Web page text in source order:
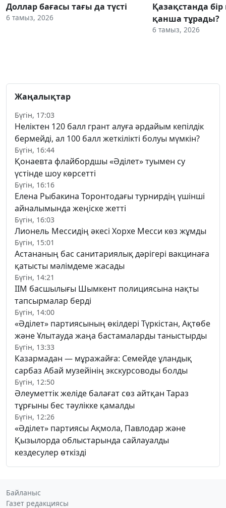
Доллар бағасы тағы да түсті
6 тамыз, 2026
Қазақстанда
қанша тұрады?
6 тамыз, 2026
Жаңалықтар
Бүгін, 17:03
Неліктен 120 балл грант алуға әрдайым кепілдік
бермейді, ал 100 балл жеткілікті болуы мүмкін?
Бүгін, 16:44
Қонаевта флайбордшы «Әділет» туымен су
үстінде шоу көрсетті
Бүгін, 16:16
Елена Рыбакина Торонтодағы турнирдің үшінші
айналымында жеңіске жетті
Бүгін, 16:03
Лионель Мессидің әкесі Хорхе Месси көз жұмды
Бүгін, 15:01
Астананың бас санитариялық дәрігері вакцинаға
қатысты мәлімдеме жасады
Бүгін, 14:21
ІІМ басшылығы Шымкент полициясына нақты
тапсырмалар берді
Бүгін, 14:00
«Әділет» партиясының өкілдері Түркістан, Ақтөбе
және Ұлытауда жаңа бастамаларды таныстырды
Бүгін, 13:33
Казармадан — мұражайға: Семейде ұландық
сарбаз Абай музейінің экскурсоводы болды
Бүгін, 12:50
Әлеуметтік желіде балағат сөз айтқан Тараз
тұрғыны бес тәулікке қамалды
Бүгін, 12:26
«Әділет» партиясы Ақмола, Павлодар және
Қызылорда облыстарында сайлауалды
кездесулер өткізді
Байланыс
Газет редакциясы